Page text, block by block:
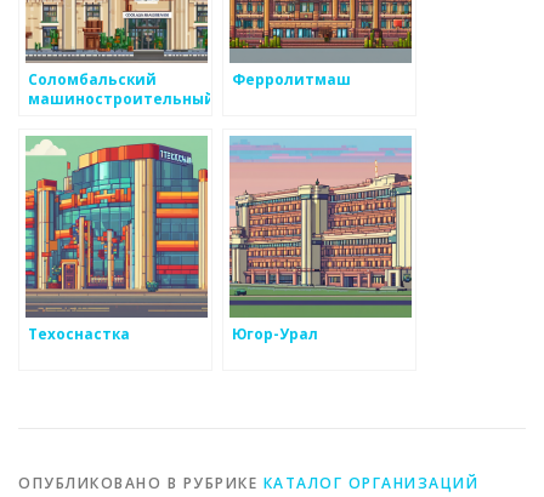
Соломбальский
машиностроительный
Ферролитмаш
Техоснастка Югор-Урал
ОПУБЛИКОВАНО В РУБРИКЕ КАТАЛОГ ОРГАНИЗАЦИЙ